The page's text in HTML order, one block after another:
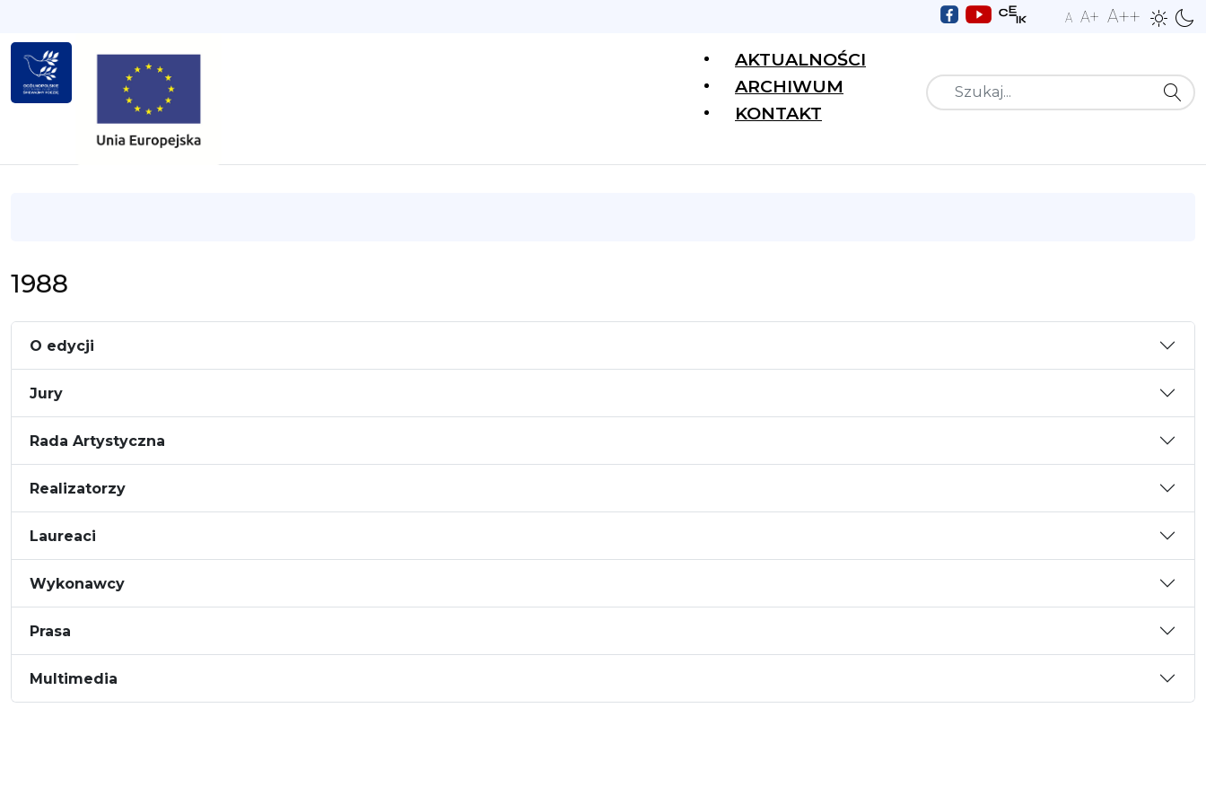
A A+ A++
AKTUALNOŚCI
ARCHIWUM
KONTAKT
Szukaj
1988
O edycji
Jury
Rada Artystyczna
Realizatorzy
Laureaci
Wykonawcy
Prasa
Multimedia